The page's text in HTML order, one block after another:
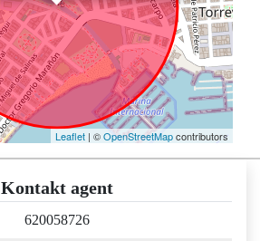
Leaflet | ©OpenStreetMapcontributors
Kontakt agent
620058726